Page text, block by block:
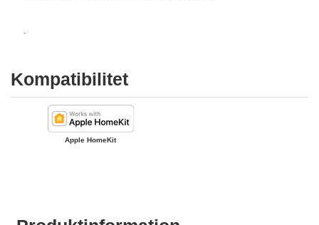
.
Kompatibilitet
Apple HomeKit